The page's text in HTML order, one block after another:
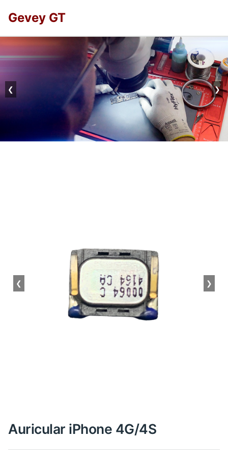
Gevey GT
❮ ❯
❮ ❯
Auricular iPhone 4G/4S